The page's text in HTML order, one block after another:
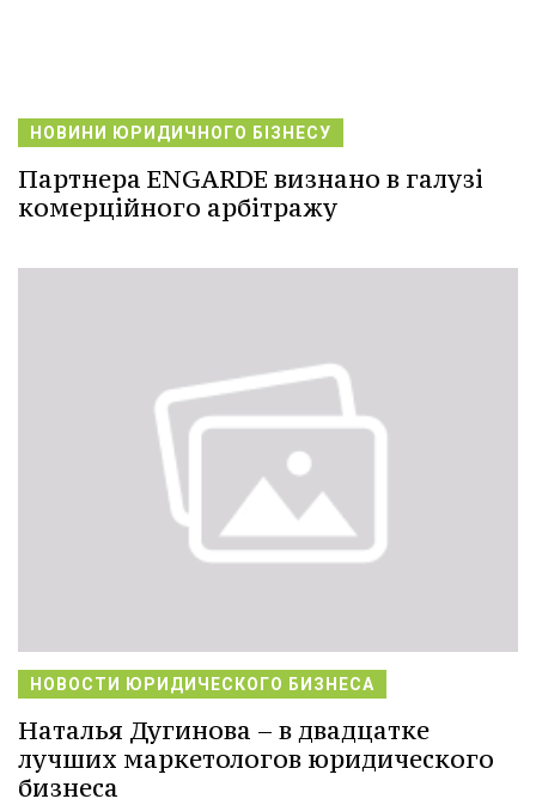
НОВИНИ ЮРИДИЧНОГО БІЗНЕСУ
Партнера ENGARDE визнано в галузі
комерційного арбітражу
НОВОСТИ ЮРИДИЧЕСКОГО БИЗНЕСА
Наталья Дугинова – в двадцатке
лучших маркетологов юридического
бизнеса